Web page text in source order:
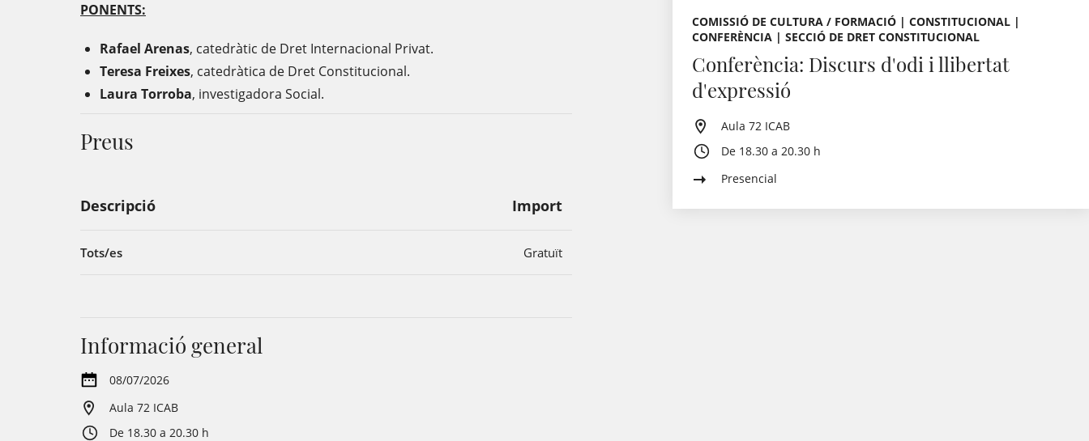
PONENTS:
Rafael Arenas, catedràtic de Dret Internacional Privat.
Teresa Freixes, catedràtica de Dret Constitucional.
Laura Torroba, investigadora Social.
Preus
Descripció Import
Tots/es Gratuït
COMISSIÓ DE CULTURA / FORMACIÓ | CONSTITUCIONAL |
CONFERÈNCIA | SECCIÓ DE DRET CONSTITUCIONAL
Conferència: Discurs d'odi i llibertat
d'expressió
Aula 72 ICAB
De 18.30 a 20.30 h
Presencial
Informació general
08/07/2026
Aula 72 ICAB
De 18.30 a 20.30 h